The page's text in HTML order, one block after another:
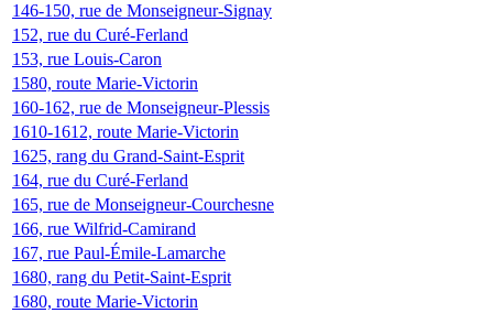
146-150, rue de Monseigneur-Signay
152, rue du Curé-Ferland
153, rue Louis-Caron
1580, route Marie-Victorin
160-162, rue de Monseigneur-Plessis
1610-1612, route Marie-Victorin
1625, rang du Grand-Saint-Esprit
164, rue du Curé-Ferland
165, rue de Monseigneur-Courchesne
166, rue Wilfrid-Camirand
167, rue Paul-Émile-Lamarche
1680, rang du Petit-Saint-Esprit
1680, route Marie-Victorin